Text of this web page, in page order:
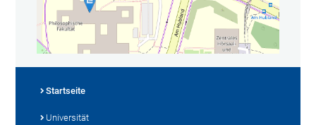
Startseite
Universität